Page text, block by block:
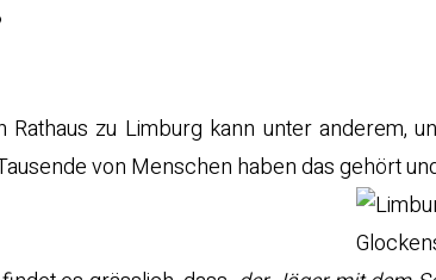
zu Limburg kann unter anderem,
von Menschen haben das gehört